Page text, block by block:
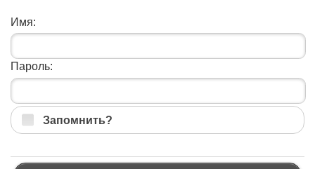
Имя:
Пароль:
Запомнить?